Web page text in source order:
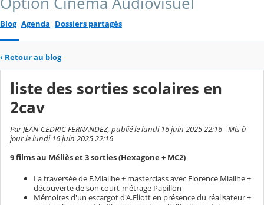
Blog Agenda Dossiers partagés
‹ Retour au blog
liste des sorties scolaires en
2cav
Par JEAN-CEDRIC FERNANDEZ, publié le lundi 16 juin 2025 22:16 - Mis à
jour le lundi 16 juin 2025 22:16
9 films au Méliès et 3 sorties (Hexagone + MC2)
La traversée de F.Miailhe + masterclass avec Florence Miailhe +
découverte de son court-métrage Papillon
Mémoires d'un escargot d'A.Eliott en présence du réalisateur +